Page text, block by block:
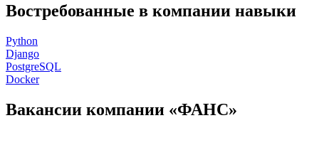
Востребованные в компании навыки
Python
Django
PostgreSQL
Docker
Вакансии компании «ФАНС»